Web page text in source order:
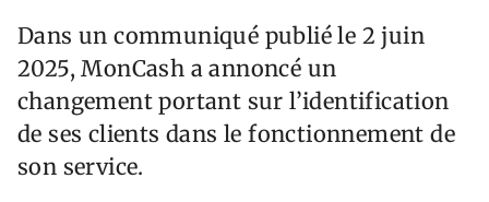
Dans un communiqué publié le 2 juin
2025, MonCash a annoncé un
changement portant sur l’identification
de ses clients dans le fonctionnement de
son service.